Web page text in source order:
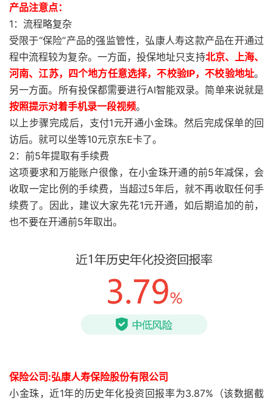
产品注意点：
1：流程略复杂
受限于“保险”产品的强监管性，弘康人寿这款产品在开通过
程中流程较为复杂。一方面，投保地址只支持北京、上海、
河南、江苏，四个地方任意选择，不校验IP，不校验地址。
另一方面。所有投保都需要进行AI智能双录。简单来说就是
按照提示对着手机录一段视频。
以上步骤完成后，支付1元开通小金珠。然后完成保单的回
访后。就可以坐等10元京东E卡了。
2：前5年提取有手续费
这项要求和万能账户很像，在小金珠开通的前5年减保，会
收取一定比例的手续费，当超过5年后，就不再收取任何手
续费了。因此，建议大家先花1元开通，如后期追加的前，
也不要在开通前5年取出。
保险公司:弘康人寿保险股份有限公司
小金珠，近1年的历史年化投资回报率为3.87%（该数据截